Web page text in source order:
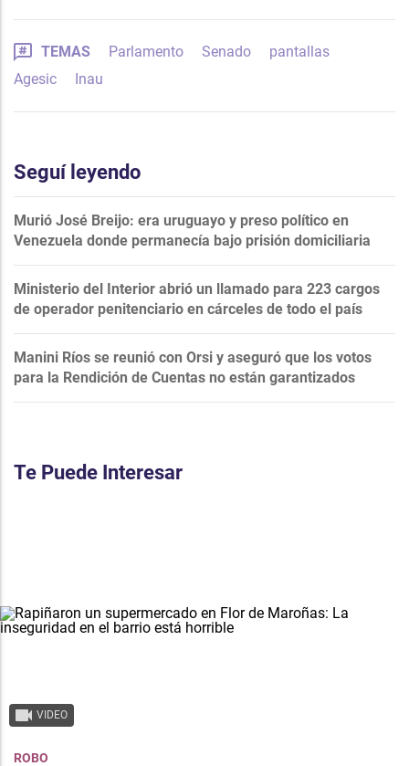
TEMAS Parlamento Senado
pantallas
Agesic
Inau
Seguí leyendo
Murió José Breijo: era uruguayo y preso político en
Venezuela donde permanecía bajo prisión domiciliaria
Ministerio del Interior abrió un llamado para 223 cargos
de operador penitenciario en cárceles de todo el país
Manini Ríos se reunió con Orsi y aseguró que los votos
para la Rendición de Cuentas no están garantizados
Te Puede Interesar
VIDEO
ROBO